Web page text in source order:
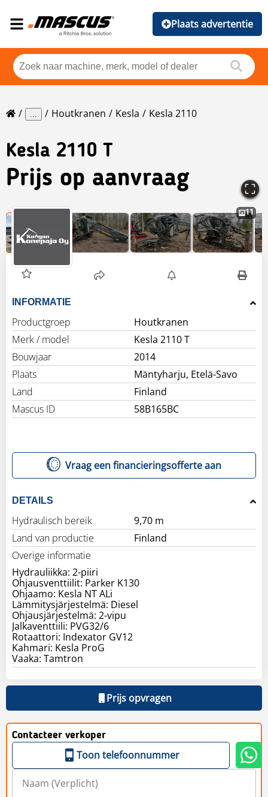
Plaats advertentie
... Houtkranen Kesla Kesla 2110
Kesla 2110 T
Prijs op aanvraag
11
INFORMATIE
Productgroep
Houtkranen
Merk / model
Kesla 2110 T
Bouwjaar
2014
Plaats
Mäntyharju, Etelä-Savo
Land
Finland
Mascus ID
58B165BC
Vraag een financieringsofferte aan
DETAILS
Hydraulisch bereik
9,70 m
Land van productie
Finland
Overige informatie
Hydrauliikka: 2-piiri
Ohjausventtiilit: Parker K130
Ohjaamo: Kesla NT ALi
Lämmitysjärjestelmä: Diesel
Ohjausjärjestelmä: 2-vipu
Jalkaventtiili: PVG32/6
Rotaattori: Indexator GV12
Kahmari: Kesla ProG
Vaaka: Tamtron
Prijs opvragen
Contacteer verkoper
Toon telefoonnummer